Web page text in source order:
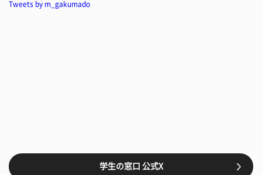
Tweets by m_gakumado
学生の窓口 公式X